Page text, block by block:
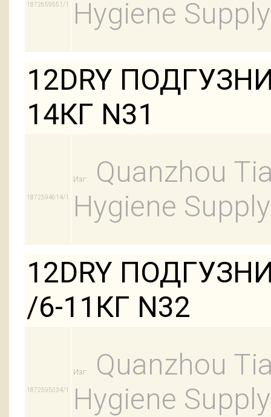
1872659551/1
Hygiene
12DRY
14КГ N31
1872594614/1
Изг:
Quanzhou
Hygiene
12DRY
/6-11КГ N32
1872595034/1
Изг:
Quanzhou
Hygiene